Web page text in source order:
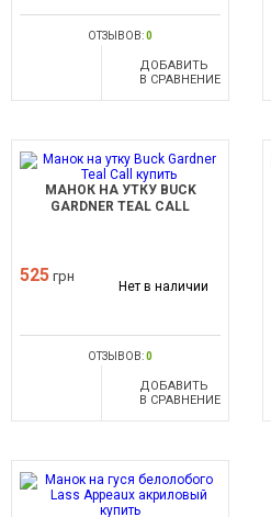
ОТЗЫВОВ:0
ДОБАВИТЬ
В СРАВНЕНИЕ
МАНОК НА УТКУ BUCK
GARDNER TEAL CALL
525 грн
Нет в наличии
ОТЗЫВОВ:0
ДОБАВИТЬ
В СРАВНЕНИЕ